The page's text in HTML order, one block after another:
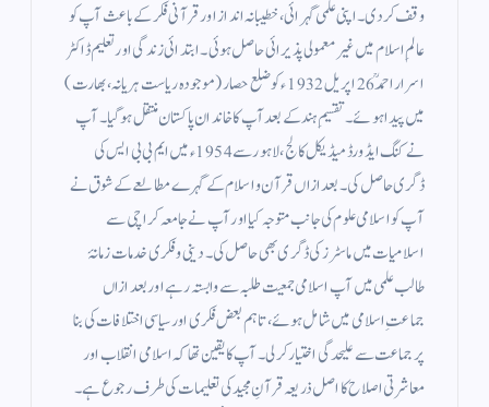
وقف کر دی۔ اپنی علمی گہرائی، خطیبانہ انداز اور قرآنی فکر کے باعث آپ کو
عالمِ اسلام میں غیر معمولی پذیرائی حاصل ہوئی۔ ابتدائی زندگی اور تعلیم ڈاکٹر
اسرار احمدؒ 26 اپریل 1932ء کو ضلع حصار (موجودہ ریاست ہریانہ، بھارت)
میں پیدا ہوئے۔ تقسیمِ ہند کے بعد آپ کا خاندان پاکستان منتقل ہو گیا۔ آپ
نے کنگ ایڈورڈ میڈیکل کالج، لاہور سے 1954ء میں ایم بی بی ایس کی
ڈگری حاصل کی۔ بعد ازاں قرآن و اسلام کے گہرے مطالعے کے شوق نے
آپ کو اسلامی علوم کی جانب متوجہ کیا اور آپ نے جامعہ کراچی سے
اسلامیات میں ماسٹرز کی ڈگری بھی حاصل کی۔ دینی و فکری خدمات زمانۂ
طالب علمی میں آپ اسلامی جمعیت طلبہ سے وابستہ رہے اور بعد ازاں
جماعتِ اسلامی میں شامل ہوئے، تاہم بعض فکری اور سیاسی اختلافات کی بنا
پر جماعت سے علیحدگی اختیار کر لی۔ آپ کا یقین تھا کہ اسلامی انقلاب اور
معاشرتی اصلاح کا اصل ذریعہ قرآنِ مجید کی تعلیمات کی طرف رجوع ہے۔